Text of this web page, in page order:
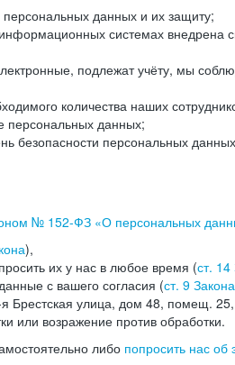
данных и их защиту;
системах внедрена
подлежат учёту, мы
количества наших
персональных данных;
персональных
№ 152-ФЗ «О персональных
),
их у нас в любое время (ст. 14
с вашего согласия (ст. 9 Закона
я Брестская улица, дом 48, помещ.
или возражение против обработки.
либо попросить нас об